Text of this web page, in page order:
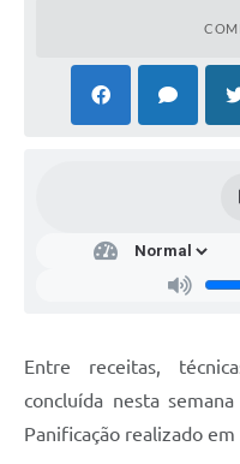
Entre receitas,
concluída nesta
Panificação realizado em